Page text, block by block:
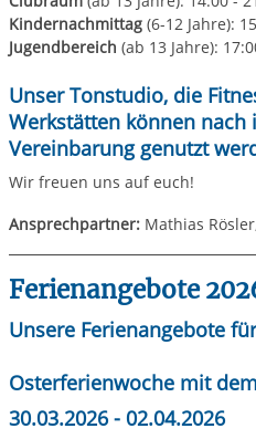
Kindernachmittag(6-12 Jahre):
Jugendbereich (ab 13 Jahre):
Unser Tonstudio, die
Werkstätten könnennach
Vereinbarung genutzt
Wir freuen uns auf euch!
Ansprechpartner:Mathias
Ferienangebote
Unsere Ferienangebote
Osterferienwoche mit
30.03.2026 - 02.04.2026